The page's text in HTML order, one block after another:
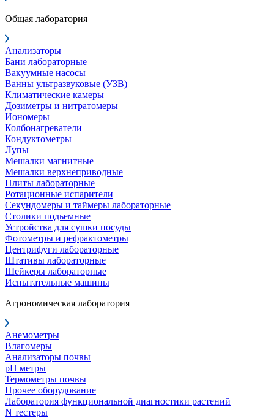
Общая лаборатория
Анализаторы
Бани лабораторные
Вакуумные насосы
Ванны ультразвуковые (УЗВ)
Климатические камеры
Дозиметры и нитратомеры
Иономеры
Колбонагреватели
Кондуктометры
Лупы
Мешалки магнитные
Мешалки верхнеприводные
Плиты лабораторные
Ротационные испарители
Секундомеры и таймеры лабораторные
Столики подьемные
Устройства для сушки посуды
Фотометры и рефрактометры
Центрифуги лабораторные
Штативы лабораторные
Шейкеры лабораторные
Испытательные машины
Агрономическая лаборатория
Анемометры
Влагомеры
Анализаторы почвы
pH метры
Термометры почвы
Прочее оборудование
Лаборатория функциональной диагностики растений
N тестеры